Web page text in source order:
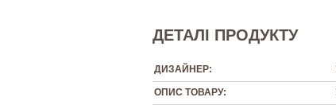
ДЕТАЛІ ПРОДУКТУ
ДИЗАЙНЕР:
ОПИС ТОВАРУ: